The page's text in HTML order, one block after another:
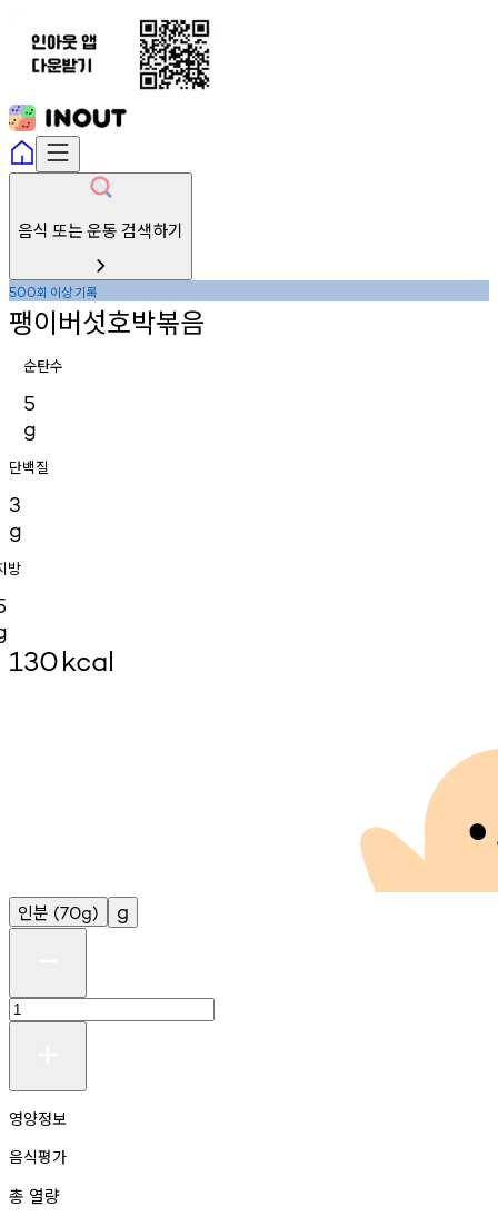
음식 또는 운동 검색하기
500회 이상기록
팽이버섯호박볶음
순탄수
5
g
단백질
3
g
방
130kcal
인분 (70g) g
영양정보
음식평가
총 열량